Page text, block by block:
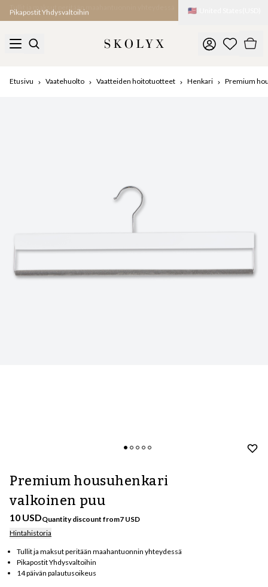
Pikapostit Yhdysvaltoihin 🇺🇸
Etusivu Vaatehuolto Vaatteiden hoitotuotteet Henkari Premium
Premium housuhenkari
valkoinen puu
10 USDQuantity discount from7 USD
Hintahistoria
Tullit ja maksut peritään maahantuonnin yhteydessä
Pikapostit Yhdysvaltoihin
14 päivän palautusoikeus